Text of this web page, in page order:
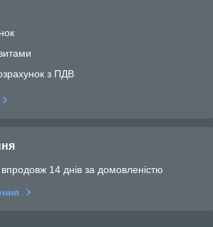
з ПДВ
14 днів за домовленістю